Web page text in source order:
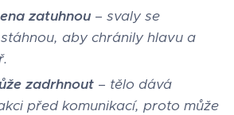
zatuhnou – svaly se
aby chránily hlavu a
zadrhnout – tělo dává
před komunikací, proto může